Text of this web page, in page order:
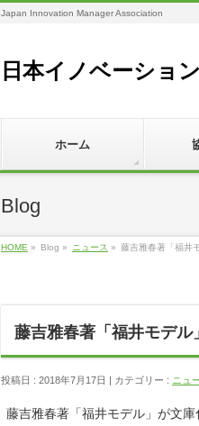
Japan Innovation Manager Association
日本イノベーショ
ホーム
Blog
HOME » Blog » ニュース » 藤吉雅春著「福井
藤吉雅春著「福井モデル
投稿日 : 2018年7月17日 | カテゴリー : ニュ
藤吉雅春著「福井モデル」が文